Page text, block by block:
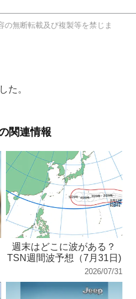
無断転載及び複製等を禁じま
た。
関連情報
週末はどこに波がある？
TSN週間波予想（7月31日)
2026/07/31